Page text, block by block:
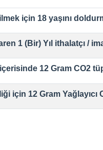
için 18 yaşını
1 (Bir) Yıl ithalatçı /
12 Gram CO2
için 12 Gram Yağlayıcı